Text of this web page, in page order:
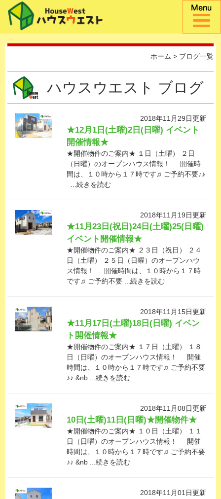
ホーム > ブログ一覧
ハウスウエスト ブログ
2018年11月29日更新
★12月1日(土曜)2日(日曜) イベント
開催情報★
★開催物件のご案内★ １日（土曜） ２日
（日曜）のオープンハウス情報！ 開催時
間は、１０時から１７時です♫ ご予約不要♪♪
...続きを読む
2018年11月19日更新
★11月23日(祝日)24日(土曜)25(日曜)
イベント開催情報★
★開催物件のご案内★ ２３日（祝日） ２４
日（土曜） ２５日（日曜）のオープンハウ
ス情報！ 開催時間は、１０時から１７時
です♫ ご予約不要 ...続きを読む
2018年11月15日更新
★11月17日(土曜)18日(日曜) イベン
ト開催情報★
★開催物件のご案内★ １７日（土曜） １８
日（日曜）のオープンハウス情報！ 開催
時間は、１０時から１７時です♫ ご予約不要
♪♪ &nb ...続きを読む
2018年11月08日更新
10日(土曜)11日(日曜)★開催物件★
★開催物件のご案内★ １０日（土曜） １１
日（日曜）のオープンハウス情報！ 開催
時間は、１０時から１７時です♫ ご予約不要
♪♪ &nb ...続きを読む
2018年11月01日更新